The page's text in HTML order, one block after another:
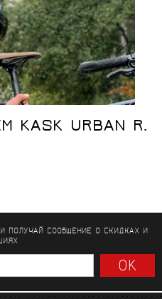
URBAN R.
ПОЛУЧАЙ СООБЩЕНИЕО СКИДКАХ И